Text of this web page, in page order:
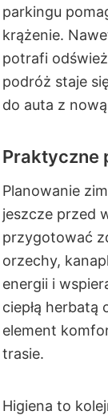
parkingu
krążenie.
potrafi
podróż staje
do auta z
Praktyczne
Planowanie
jeszcze przed
przygotować
orzechy,
energii i
ciepłą
element
trasie.
Higiena to